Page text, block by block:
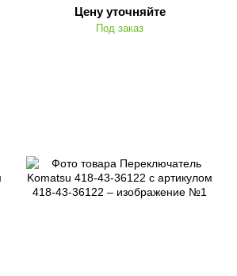
Цену уточняйте
Под заказ